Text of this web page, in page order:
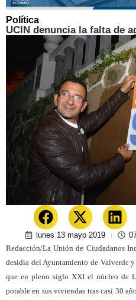
Política
UCIN denuncia la falta de
lunes 13 mayo 2019
Redacción/La Unión de Ciudadanos
desidia del Ayuntamiento de Valverde
que en pleno siglo XXI el núcleo de
potable en sus viviendas tras casi 30